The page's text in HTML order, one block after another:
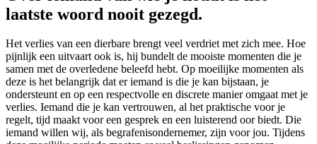
laatste woord nooit gezegd.
Het verlies van een dierbare brengt veel verdriet met zich mee. Hoe
pijnlijk een uitvaart ook is, hij bundelt de mooiste momenten die je
samen met de overledene beleefd hebt. Op moeilijke momenten als
deze is het belangrijk dat er iemand is die je kan bijstaan, je
ondersteunt en op een respectvolle en discrete manier omgaat met je
verlies. Iemand die je kan vertrouwen, al het praktische voor je
regelt, tijd maakt voor een gesprek en een luisterend oor biedt. Die
iemand willen wij, als begrafenisondernemer, zijn voor jou. Tijdens